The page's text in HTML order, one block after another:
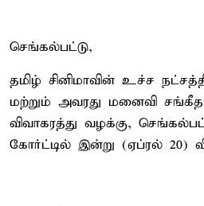
செங்கல்பட்டு,
தமிழ் சினிமாவின் உச்ச
மற்றும் அவரது மனைவி
விவாகரத்து வழக்கு,
கோர்ட்டில் இன்று (ஏப்ரல் 20)